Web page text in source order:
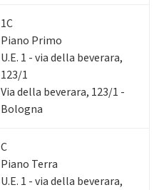
1C
Piano Primo
U.E. 1 - via della beverara,
123/1
Via della beverara, 123/1 -
Bologna
C
Piano Terra
U.E. 1 - via della beverara,